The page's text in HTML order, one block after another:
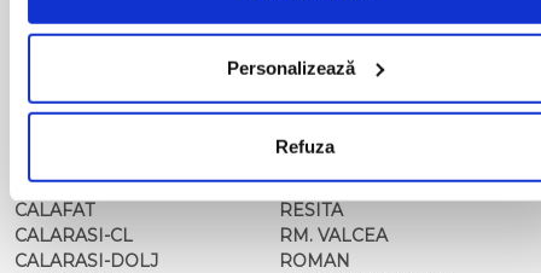
Personalizează
Refuza
BISTRITA
BRAILA
BUZAU
CALAFAT
CALARASI-CL
CALARASI-DOLJ
PITESTI
PLOIESTI
POIANA MARE
RADOVAN
RAST
REGHIN
RESITA
RM. VALCEA
ROMAN